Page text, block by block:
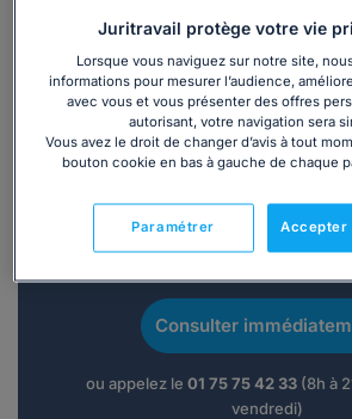
Recevoir des devis
3 devis en 48h
Vous souhaitez une
Consulter
ou appelez le 01 75 75 42 33(8h à
vendredi)
Juritravail protège votre vie
Lorsque vous naviguez sur notre site,
informations pour mesurer l’audience,
avec vous et vous présenter des offres
autorisant, votre navigation sera
Vous avez le droit de changer d’avis à tout
bouton cookie en bas à gauche de chaque
Accepter
Paramétrer